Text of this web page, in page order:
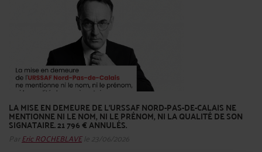
LA MISE EN DEMEURE DE L'URSSAF NORD-PAS-DE-CALAIS NE
MENTIONNE NI LE NOM, NI LE PRÉNOM, NI LA QUALITÉ DE SON
SIGNATAIRE. 21 796 € ANNULÉS.
Par Eric ROCHEBLAVEle 23/06/2026